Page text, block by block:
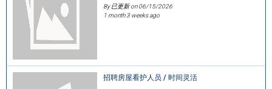
By 已更新 on06/15/2026
1 month 3 weeks ago
招聘房屋看护人员 / 时间灵活